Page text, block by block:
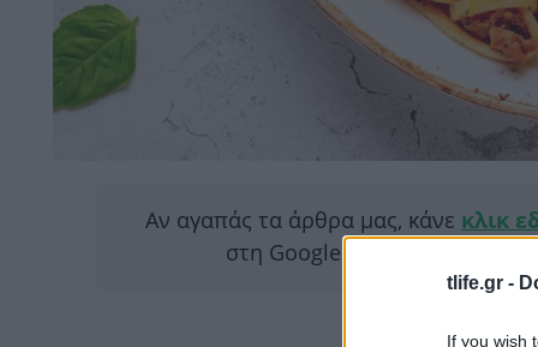
tlife.gr -
If you wish
Αν αγαπάς τα άρθρα μας, κάνε κλικ
στη Google για να μας